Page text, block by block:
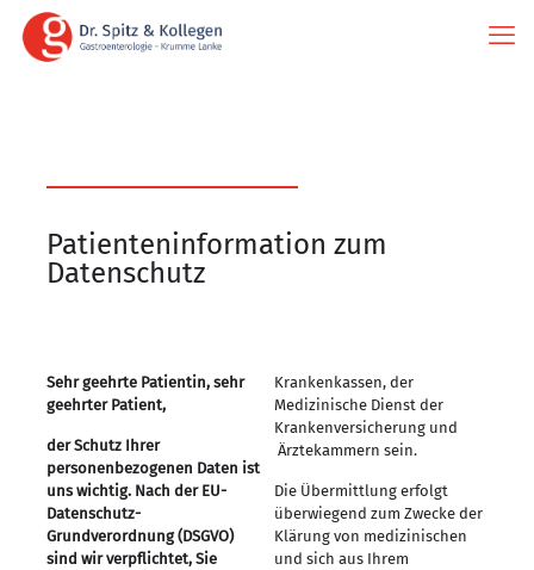
Patienteninformation zum
Datenschutz
Sehr geehrte Patientin, sehr
geehrter Patient,
der Schutz Ihrer
personenbezogenen Daten ist
uns wichtig. Nach der EU-
Datenschutz-
Grundverordnung (DSGVO)
sind wir verpflichtet, Sie
Krankenkassen, der
Medizinische Dienst der
Krankenversicherung und
Ärztekammern sein.
Die Übermittlung erfolgt
überwiegend zum Zwecke der
Klärung von medizinischen
und sich aus Ihrem